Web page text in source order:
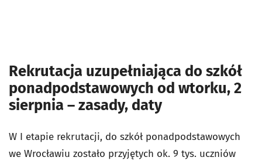
Rekrutacja uzupełniająca do szkół
ponadpodstawowych od wtorku, 2
sierpnia – zasady, daty
W I etapie rekrutacji, do szkół ponadpodstawowych
we Wrocławiu zostało przyjętych ok. 9 tys. uczniów